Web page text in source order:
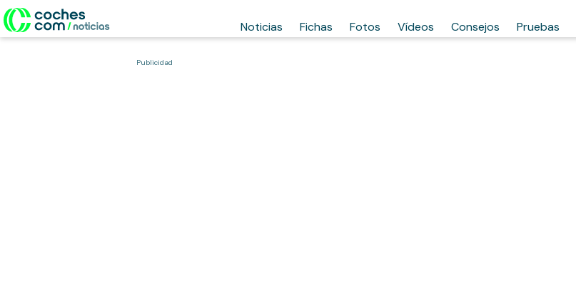
Noticias Fichas Fotos Vídeos Consejos Pruebas
Publicidad